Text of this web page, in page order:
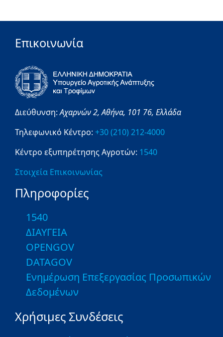
Επικοινωνία
Διεύθυνση:Αχαρνών 2,Αθήνα, 101 76, Ελλάδα
Τηλεφωνικό Κέντρο: +30 (210) 212-4000
Κέντρο εξυπηρέτησης Αγροτών: 1540
Στοιχεία Επικοινωνίας
Πληροφορίες
1540
ΔΙΑΥΓΕΙΑ
OPENGOV
DATAGOV
Ενημέρωση Επεξεργασίας Προσωπικών
Δεδομένων
Χρήσιμες Συνδέσεις